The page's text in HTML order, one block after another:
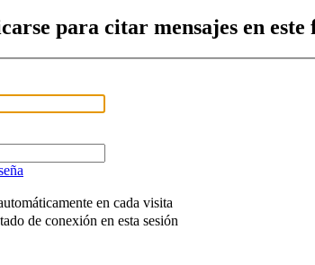
para citar mensajes en este
en cada visita
de conexión en esta sesión